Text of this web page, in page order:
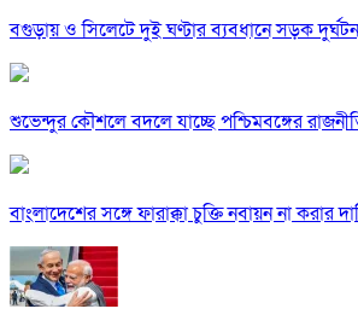
বগুড়ায় ও সিলেটে দুই ঘণ্টার ব্যবধানে সড়ক
শুভেন্দুর কৌশলে বদলে যাচ্ছে পশ্চিমবঙ্গের
বাংলাদেশের সঙ্গে ফারাক্কা চুক্তি নবায়ন না করার